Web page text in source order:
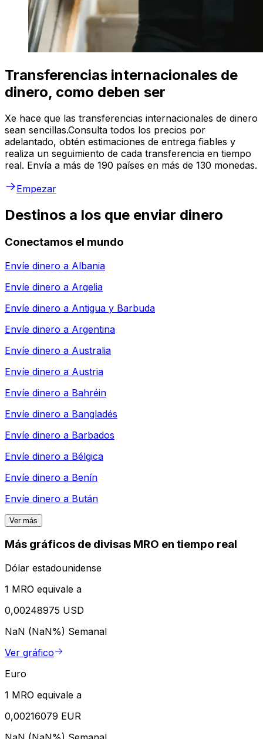
Transferencias internacionales de
dinero, como deben ser
Xe hace que las transferencias internacionales de dinero
sean sencillas.Consulta todos los precios por
adelantado, obtén estimaciones de entrega fiables y
realiza un seguimiento de cada transferencia en tiempo
real. Envía a más de 190 países en más de 130 monedas.
Empezar
Destinos a los que enviar dinero
Conectamos el mundo
Envíe dinero a Albania
Envíe dinero a Argelia
Envíe dinero a Antigua y Barbuda
Envíe dinero a Argentina
Envíe dinero a Australia
Envíe dinero a Austria
Envíe dinero a Bahréin
Envíe dinero a Bangladés
Envíe dinero a Barbados
Envíe dinero a Bélgica
Envíe dinero a Benín
Envíe dinero a Bután
Ver más
Más gráficos de divisas MRO en tiempo real
Dólar estadounidense
1 MRO equivale a
0,00248975 USD
NaN (NaN%) Semanal
Ver gráfico
Euro
1 MRO equivale a
0,00216079 EUR